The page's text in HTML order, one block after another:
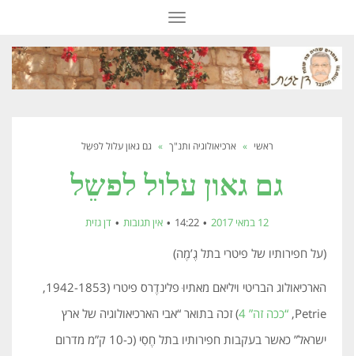
תפריט
ראשי » ארכיאולוגיה ותנ"ך » גם גאון עלול לפשֵל
גם גאון עלול לפשֵל
12 במאי 2017 14:22 אין תגובות דן גזית
(על חפירותיו של פיטרי בתל גֶ’מֶה)
הארכיאולוג הבריטי ויליאם מאתיוּ פלינדֶרס פיטרי (1942-1853,
Petrie, “ככה זה” 4
) זכה בתואר “אבי הארכיאולוגיה של ארץ
ישראל” כאשר בעקבות חפירותיו בתל חֶסִי (כ-10 ק”מ מדרום